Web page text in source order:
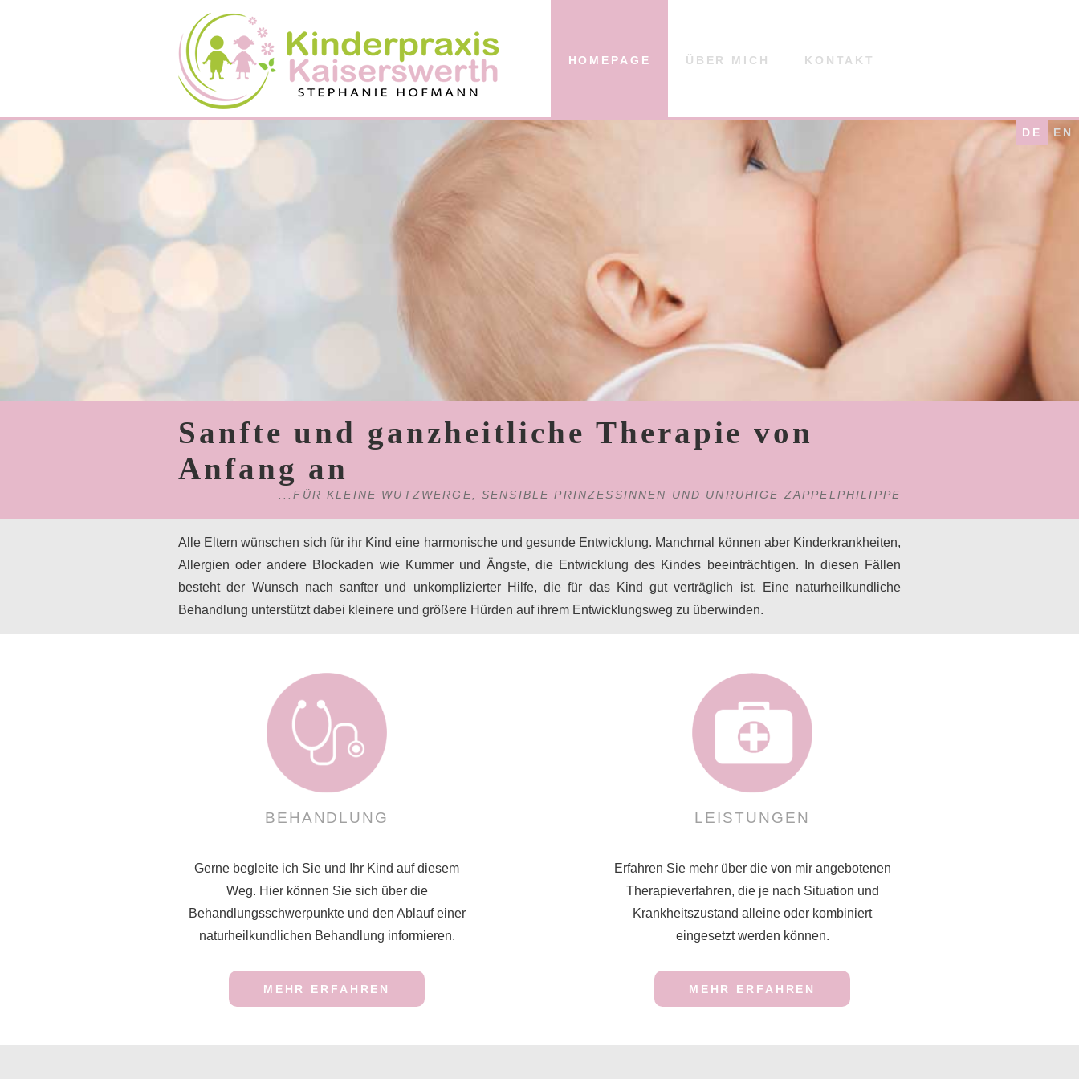
DE EN
HOMEPAGE ÜBER MICH KONTAKT
Sanfte und ganzheitliche Therapie von
Anfang an
...FÜR KLEINE WUTZWERGE, SENSIBLE PRINZESSINNEN UND UNRUHIGE ZAPPELPHILIPPE
Alle Eltern wünschen sich für ihr Kind eine harmonische und gesunde Entwicklung. Manchmal können aber Kinderkrankheiten,
Allergien oder andere Blockaden wie Kummer und Ängste, die Entwicklung des Kindes beeinträchtigen. In diesen Fällen
besteht der Wunsch nach sanfter und unkomplizierter Hilfe, die für das Kind gut verträglich ist. Eine naturheilkundliche
Behandlung unterstützt dabei kleinere und größere Hürden auf ihrem Entwicklungsweg zu überwinden.
BEHANDLUNG LEISTUNGEN
Gerne begleite ich Sie und Ihr Kind auf diesem
Weg. Hier können Sie sich über die
Behandlungsschwerpunkte und den Ablauf einer
naturheilkundlichen Behandlung informieren.
MEHR ERFAHREN
Erfahren Sie mehr über die von mir angebotenen
Therapieverfahren, die je nach Situation und
Krankheitszustand alleine oder kombiniert
eingesetzt werden können.
MEHR ERFAHREN